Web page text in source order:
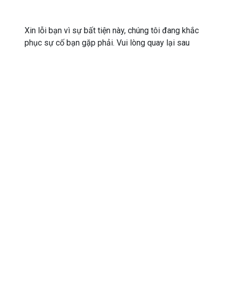
Xin lỗi bạn vì sự bất tiện này, chúng tôi đang khắc
phục sự cố bạn gặp phải. Vui lòng quay lại sau